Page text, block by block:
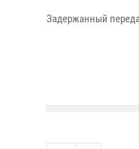
Задержанный